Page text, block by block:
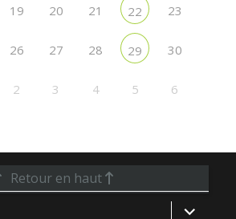
19 20 21 22 23
26 27 28 29 30
2 3 4 5 6
Retour en haut
ouvrir